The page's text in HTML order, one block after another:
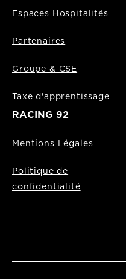
Espaces Hospitalités
Partenaires
Groupe & CSE
Taxe d'apprentissage
RACING 92
Mentions Légales
Politique de
confidentialité